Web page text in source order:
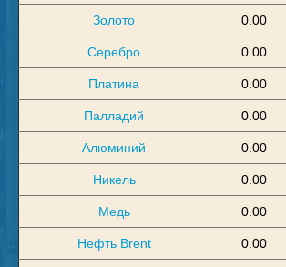
Золото 0.00
Серебро 0.00
Платина 0.00
Палладий 0.00
Алюминий 0.00
Никель 0.00
Медь 0.00
Нефть Brent 0.00